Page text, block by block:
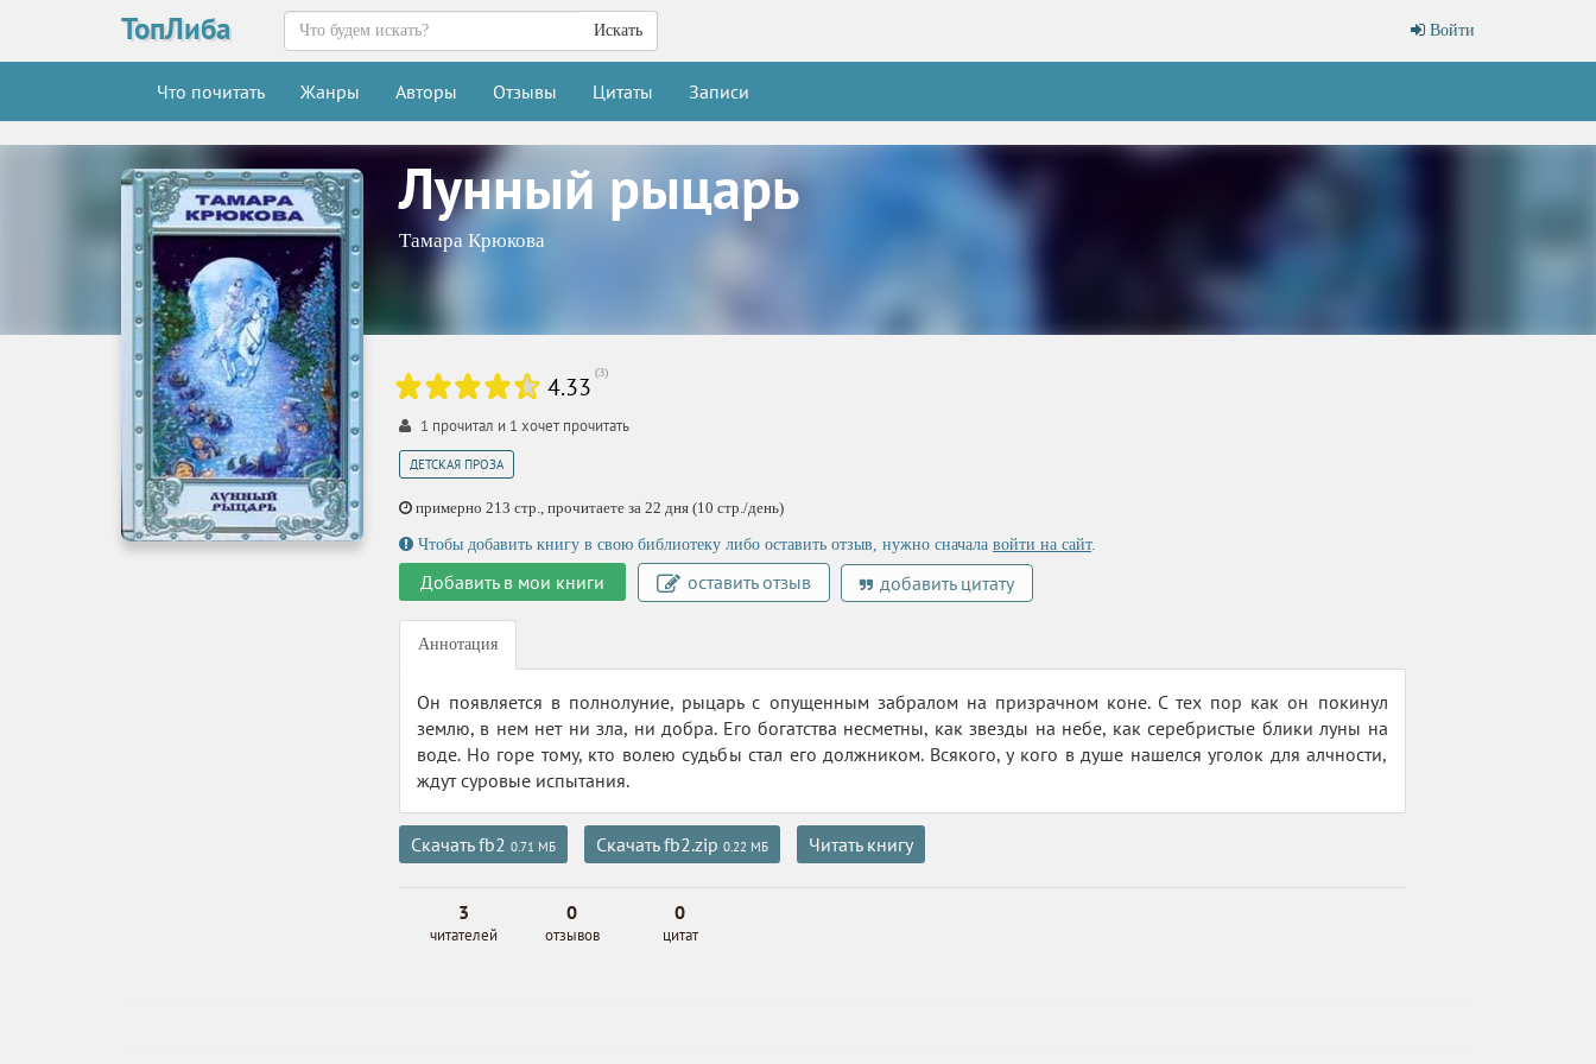
ТопЛиба Войти
Искать
Что почитать Жанры Авторы Отзывы Цитаты Записи
Лунный рыцарь
Тамара Крюкова
4.33 (3)
1 прочитал и 1 хочет прочитать
ДЕТСКАЯ ПРОЗА
примерно 213 стр., прочитаете за 22 дня (10 стр./день)
Чтобы добавить книгу в свою библиотеку либо оставить отзыв, нужно сначала войти на сайт.
Добавить в мои книги оставить отзыв добавить цитату
Аннотация
Он появляется в полнолуние, рыцарь с опущенным забралом на призрачном коне. С тех пор как он покинул
землю, в нем нет ни зла, ни добра. Его богатства несметны, как звезды на небе, как серебристые блики луны на
воде. Но горе тому, кто волею судьбы стал его должником. Всякого, у кого в душе нашелся уголок для алчности,
ждут суровые испытания.
Скачать fb2 0.71 МБ Скачать fb2.zip 0.22 МБ Читать книгу
3
читателей
0
отзывов
0
цитат